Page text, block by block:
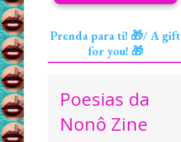
Prenda para ti! 🎁/ A gift
for you! 🎁
Poesias da
Nonô Zine